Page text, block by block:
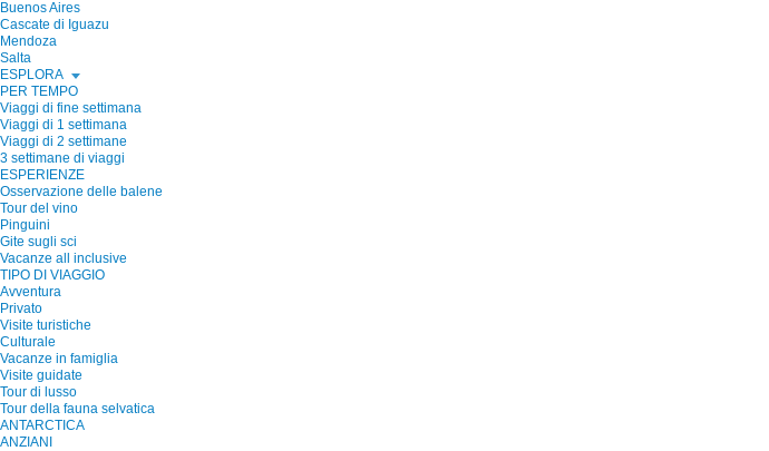
Buenos Aires
Cascate di Iguazu
Mendoza
Salta
ESPLORA
PER TEMPO
Viaggi di fine settimana
Viaggi di 1 settimana
Viaggi di 2 settimane
3 settimane di viaggi
ESPERIENZE
Osservazione delle balene
Tour del vino
Pinguini
Gite sugli sci
Vacanze all inclusive
TIPO DI VIAGGIO
Avventura
Privato
Visite turistiche
Culturale
Vacanze in famiglia
Visite guidate
Tour di lusso
Tour della fauna selvatica
ANTARCTICA
ANZIANI